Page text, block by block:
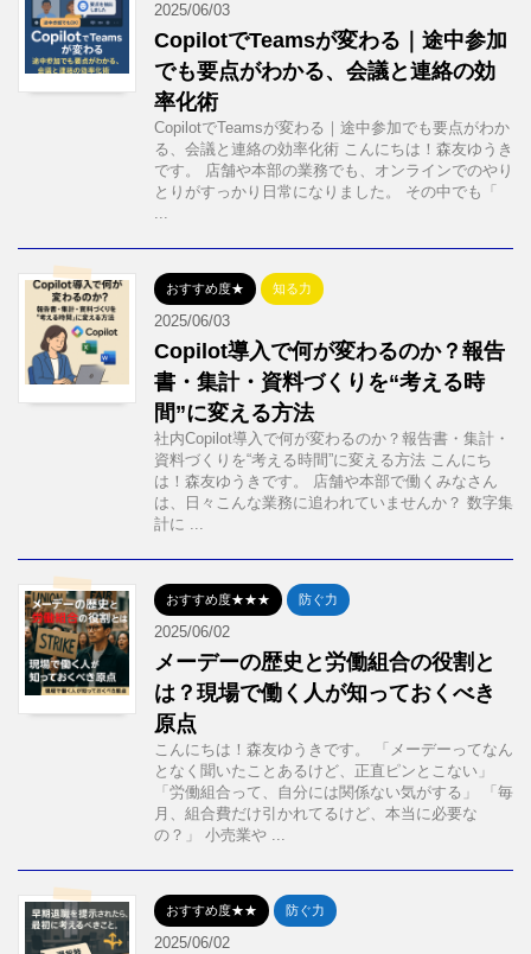
2025/06/03
CopilotでTeamsが変わる｜途中参加
でも要点がわかる、会議と連絡の効
率化術
CopilotでTeamsが変わる｜途中参加でも要点がわか
る、会議と連絡の効率化術 こんにちは！森友ゆうき
です。 店舗や本部の業務でも、オンラインでのやり
とりがすっかり日常になりました。 その中でも「
...
おすすめ度★ 知る力
2025/06/03
Copilot導入で何が変わるのか？報告
書・集計・資料づくりを“考える時
間”に変える方法
社内Copilot導入で何が変わるのか？報告書・集計・
資料づくりを“考える時間”に変える方法 こんにち
は！森友ゆうきです。 店舗や本部で働くみなさん
は、日々こんな業務に追われていませんか？ 数字集
計に ...
おすすめ度★★★ 防ぐ力
2025/06/02
メーデーの歴史と労働組合の役割と
は？現場で働く人が知っておくべき
原点
こんにちは！森友ゆうきです。 「メーデーってなん
となく聞いたことあるけど、正直ピンとこない」
「労働組合って、自分には関係ない気がする」 「毎
月、組合費だけ引かれてるけど、本当に必要な
の？」 小売業や ...
おすすめ度★★ 防ぐ力
2025/06/02